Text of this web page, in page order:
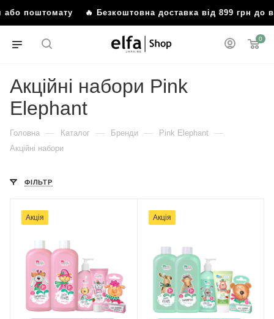
або поштомату 🔥 Безкоштовна доставка від 899 грн до
0
Акційні набори Pink
Elephant
Головна — Каталог — Бренди — Pink Elephant —
Акційні набори
ФІЛЬТР
Акція Акція